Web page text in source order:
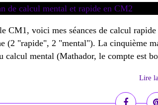
CM1, voici mes séances de calcul
(2 "rapide", 2 "mental"). La cinquième
calcul mental (Mathador, le compte est
Lire